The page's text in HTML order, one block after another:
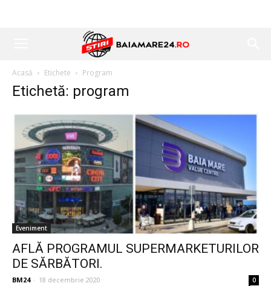
Acasă Etichete Program
Etichetă: program
Eveniment
AFLĂ PROGRAMUL SUPERMARKETURILOR
DE SĂRBĂTORI.
BM24 - 18 decembrie 2020 0